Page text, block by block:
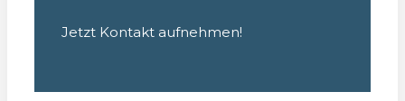
Jetzt Kontakt aufnehmen!